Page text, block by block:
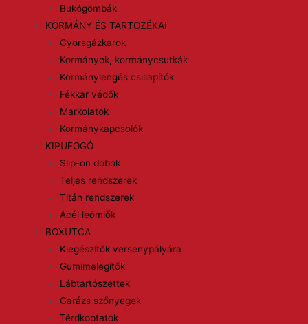
Bukógombák
KORMÁNY ÉS TARTOZÉKAI
Gyorsgázkarok
Kormányok, kormánycsutkák
Kormánylengés csillapítók
Fékkar védők
Markolatok
Kormánykapcsolók
KIPUFOGÓ
Slip-on dobok
Teljes rendszerek
Titán rendszerek
Acél leömlők
BOXUTCA
Kiegészítők versenypályára
Gumimelegítők
Lábtartószettek
Garázs szőnyegek
Térdkoptatók